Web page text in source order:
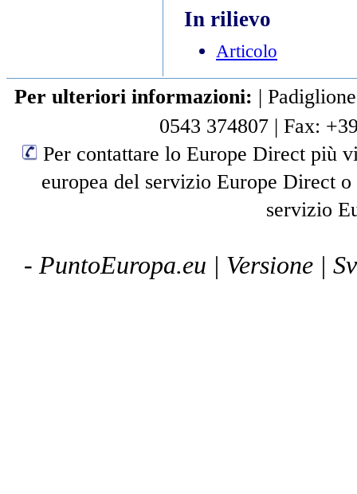
In rilievo
Articolo
Per ulteriori informazioni: |
0543 374807 | Fax:
Per contattare lo Europe Direct più
europea del servizio Europe Direct
servizio
- PuntoEuropa.eu | Versione |